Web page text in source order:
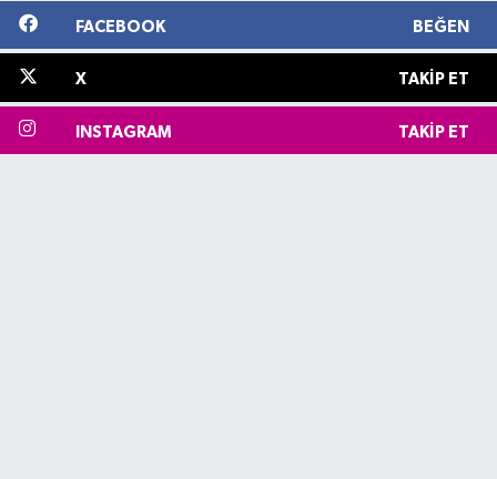
FACEBOOK BEĞEN
X TAKIP ET
INSTAGRAM TAKIP ET